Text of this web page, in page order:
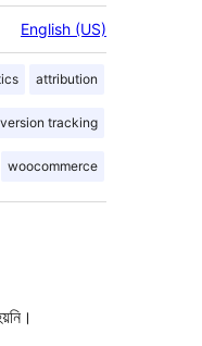
English (US)
attribution
tracking
woocommerce